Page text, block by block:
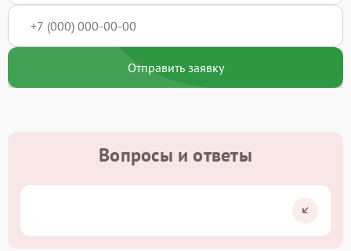
Отправить заявку
Вопросы и ответы